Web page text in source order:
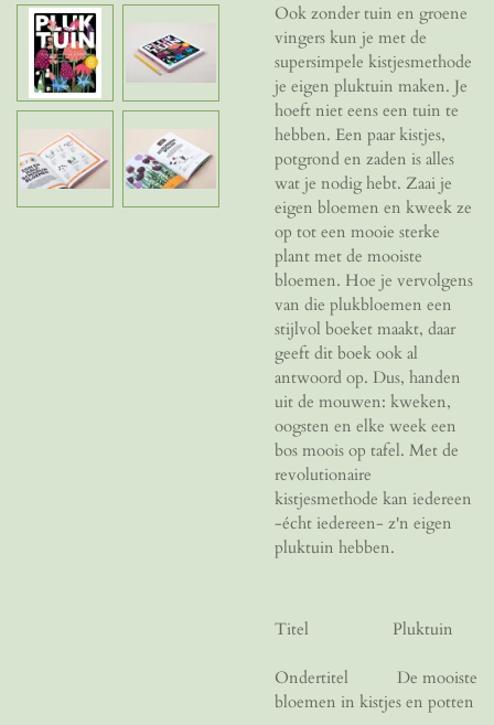
Ook zonder tuin en groene
vingers kun je met de
supersimpele kistjesmethode
je eigen pluktuin maken. Je
hoeft niet eens een tuin te
hebben. Een paar kistjes,
potgrond en zaden is alles
wat je nodig hebt. Zaai je
eigen bloemen en kweek ze
op tot een mooie sterke
plant met de mooiste
bloemen. Hoe je vervolgens
van die plukbloemen een
stijlvol boeket maakt, daar
geeft dit boek ook al
antwoord op. Dus, handen
uit de mouwen: kweken,
oogsten en elke week een
bos moois op tafel. Met de
revolutionaire
kistjesmethode kan iedereen
-écht iedereen- z'n eigen
pluktuin hebben.
Titel Pluktuin
Ondertitel De mooiste
bloemen in kistjes en potten